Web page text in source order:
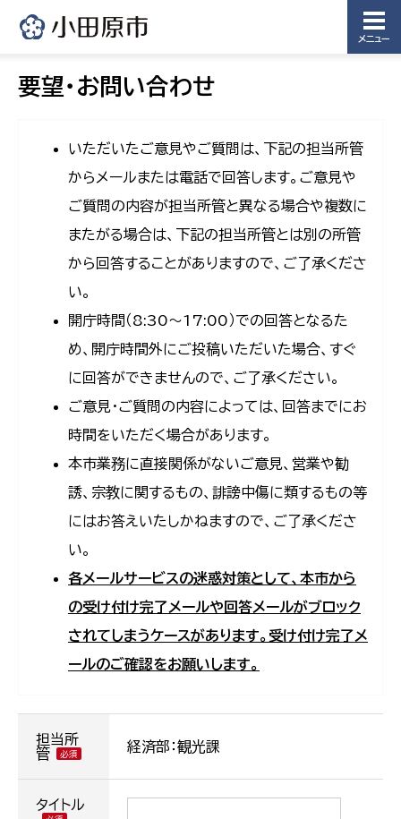
メニュー
要望・お問い合わせ
いただいたご意見やご質問は、下記の担当所管
からメールまたは電話で回答します。ご意見や
ご質問の内容が担当所管と異なる場合や複数に
またがる場合は、下記の担当所管とは別の所管
から回答することがありますので、ご了承くださ
い。
開庁時間（8:30〜17:00）での回答となるた
め、開庁時間外にご投稿いただいた場合、すぐ
に回答ができませんので、ご了承ください。
ご意見・ご質問の内容によっては、回答までにお
時間をいただく場合があります。
本市業務に直接関係がないご意見、営業や勧
誘、宗教に関するもの、誹謗中傷に類するもの等
にはお答えいたしかねますので、ご了承くださ
い。
各メールサービスの迷惑対策として、本市から
の受け付け完了メールや回答メールがブロック
されてしまうケースがあります。受け付け完了メ
ールのご確認をお願いします。
担当所
管
経済部：観光課
タイトル